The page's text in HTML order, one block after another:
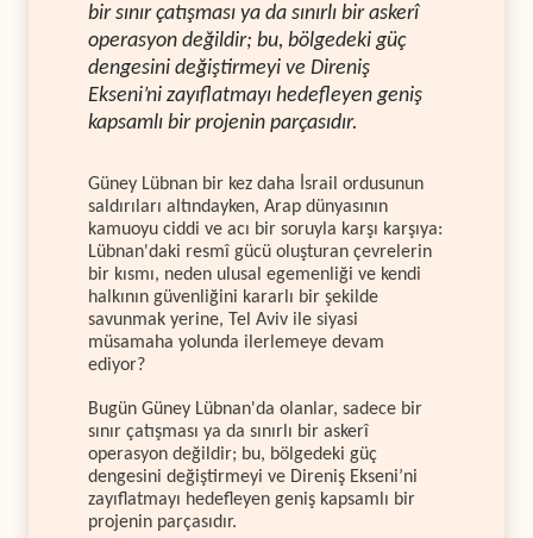
bir sınır çatışması ya da sınırlı bir askerî
operasyon değildir; bu, bölgedeki güç
dengesini değiştirmeyi ve Direniş
Ekseni’ni zayıflatmayı hedefleyen geniş
kapsamlı bir projenin parçasıdır.
Güney Lübnan bir kez daha İsrail ordusunun
saldırıları altındayken, Arap dünyasının
kamuoyu ciddi ve acı bir soruyla karşı karşıya:
Lübnan'daki resmî gücü oluşturan çevrelerin
bir kısmı, neden ulusal egemenliği ve kendi
halkının güvenliğini kararlı bir şekilde
savunmak yerine, Tel Aviv ile siyasi
müsamaha yolunda ilerlemeye devam
ediyor?
Bugün Güney Lübnan'da olanlar, sadece bir
sınır çatışması ya da sınırlı bir askerî
operasyon değildir; bu, bölgedeki güç
dengesini değiştirmeyi ve Direniş Ekseni’ni
zayıflatmayı hedefleyen geniş kapsamlı bir
projenin parçasıdır.